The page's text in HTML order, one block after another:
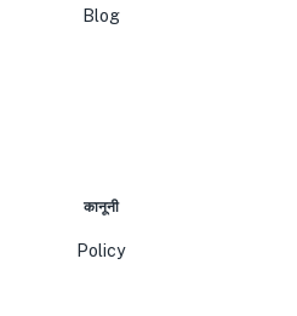
Blog
कानूनी
Policy